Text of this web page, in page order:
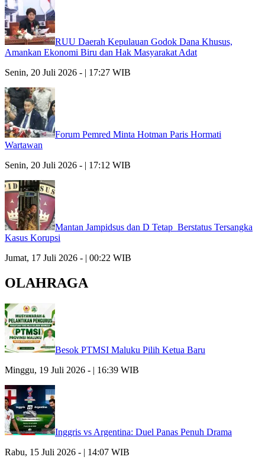
RUU Daerah Kepulauan Godok Dana Khusus,
Amankan Ekonomi Biru dan Hak Masyarakat Adat
Senin, 20 Juli 2026 - | 17:27 WIB
Forum Pemred Minta Hotman Paris Hormati
Wartawan
Senin, 20 Juli 2026 - | 17:12 WIB
Mantan Jampidsus dan D Tetap Berstatus Tersangka
Kasus Korupsi
Jumat, 17 Juli 2026 - | 00:22 WIB
OLAHRAGA
Besok PTMSI Maluku Pilih Ketua Baru
Minggu, 19 Juli 2026 - | 16:39 WIB
Inggris vs Argentina: Duel Panas Penuh Drama
Rabu, 15 Juli 2026 - | 14:07 WIB